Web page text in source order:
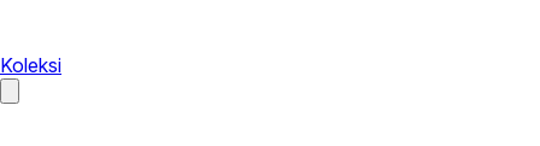
Koleksi